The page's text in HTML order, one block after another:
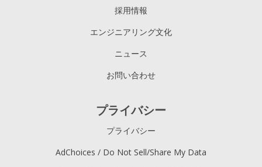
採用情報
エンジニアリング文化
ニュース
お問い合わせ
プライバシー
プライバシー
AdChoices / Do Not Sell/Share My Data